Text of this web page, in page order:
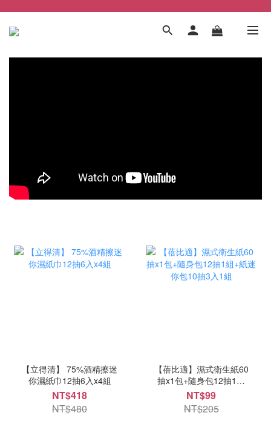
【立得清】 75%酒精擦迷
你濕紙巾12抽6入x4組
NT$418
NT$480
【蓓比適】濕式衛生紙60
抽x1包+隨身包12抽1組
+紙迷你包10抽3入1組
NT$99
NT$205